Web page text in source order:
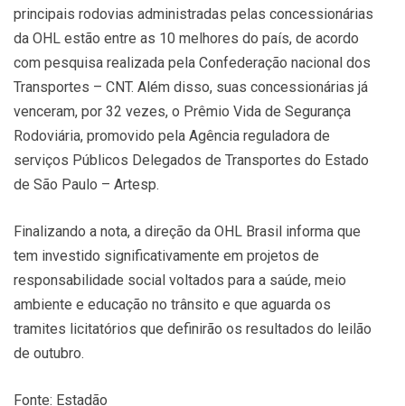
principais rodovias administradas pelas concessionárias
da OHL estão entre as 10 melhores do país, de acordo
com pesquisa realizada pela Confederação nacional dos
Transportes – CNT. Além disso, suas concessionárias já
venceram, por 32 vezes, o Prêmio Vida de Segurança
Rodoviária, promovido pela Agência reguladora de
serviços Públicos Delegados de Transportes do Estado
de São Paulo – Artesp.
Finalizando a nota, a direção da OHL Brasil informa que
tem investido significativamente em projetos de
responsabilidade social voltados para a saúde, meio
ambiente e educação no trânsito e que aguarda os
tramites licitatórios que definirão os resultados do leilão
de outubro.
Fonte: Estadão